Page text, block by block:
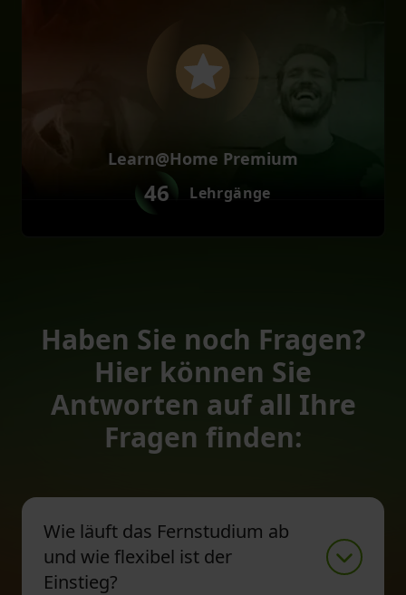
Learn@Home Premium
46 Lehrgänge
Haben Sie noch Fragen?
Hier können Sie
Antworten auf all Ihre
Fragen finden:
Wie läuft das Fernstudium ab
und wie flexibel ist der
Einstieg?